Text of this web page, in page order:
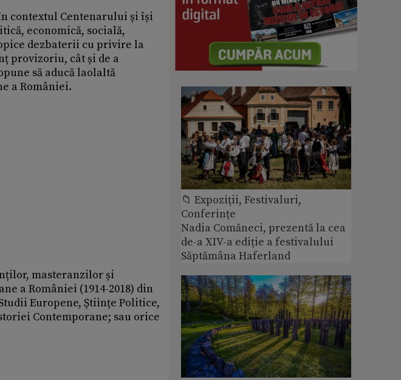
contextul Centenarului și își
economică, socială,
dezbaterii cu privire la
provizoriu, cât și de a
să aducă laolaltă
a României.
masteranzilor și
a României (1914-2018) din
Europene, Științe Politice,
Contemporane; sau orice
📁 Expoziţii, Festivaluri,
Conferințe
Nadia Comăneci, prezentă la cea
de-a XIV-a ediție a festivalului
Săptămâna Haferland